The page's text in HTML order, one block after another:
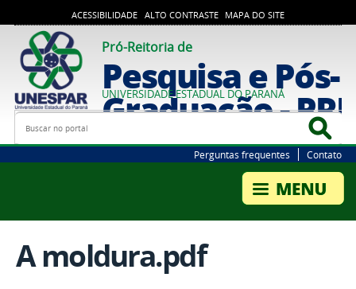
ACESSIBILIDADE ALTO CONTRASTE MAPA DO SITE
Pró-Reitoria de
Pesquisa e Pós-
Graduação -
UNIVERSIDADE ESTADUAL DO PARANÁ
Busca
Perguntas frequentes Contato
A moldura.pdf